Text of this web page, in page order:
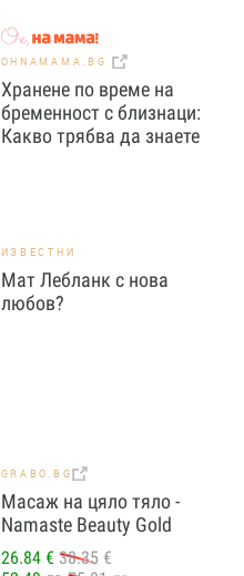
OHNAMAMA.BG
Хранене по време на
бременност с близнаци:
Какво трябва да знаете
ИЗВЕСТНИ
Мат Лебланк с нова
любов?
GRABO.BG
Масаж на цяло тяло -
Namaste Beauty Gold
26.84 € 38.35 €